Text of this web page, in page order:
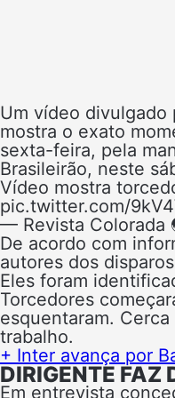
Um vídeo divulgado
mostra o exato
sexta-feira, pela
Brasileirão, neste
Vídeo mostra
pic.twitter.com/
— Revista Colorada
De acordo com
autores dos
Eles foram
Torcedores
esquentaram.
trabalho.
+ Inter avança por
DIRIGENTE FAZ
Em entrevista